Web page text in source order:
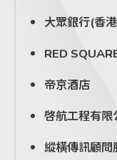
大眾銀行(香
RED
帝京酒店
啓航工程有限
縱橫傳訊顧問